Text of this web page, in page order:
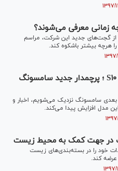
زمانی معرفی می‌شوند؟
گجت‌های جدید این شرکت، مراسم
هرچه بیشتر باشکوه کند.
تاریخ احتمالی عرضه گلکسی S۱۰ ؛ پرچمدار جدید سامسونگ
بعدی سامسونگ نزدیک می‌شویم، اخبار و
مدل افزایش پیدا می‌کند.
در جهت کمک به محیط زیست
خود را در بسته‌بندی‌های زیست‌
کند.